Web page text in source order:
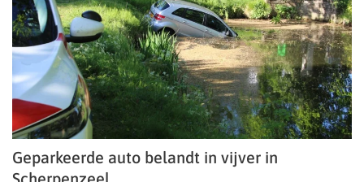
Geparkeerde auto belandt in vijver in